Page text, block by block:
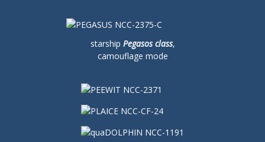
starship Pegasos class,
camouflage mode